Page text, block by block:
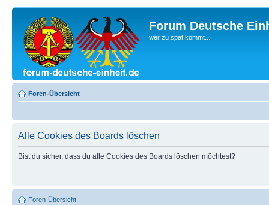
Forum Deutsche
wer zu spät kommt...
Foren-Übersicht
Alle Cookies des Boards löschen
Bist du sicher, dass du alle Cookies des Boards löschen möchtest?
Foren-Übersicht